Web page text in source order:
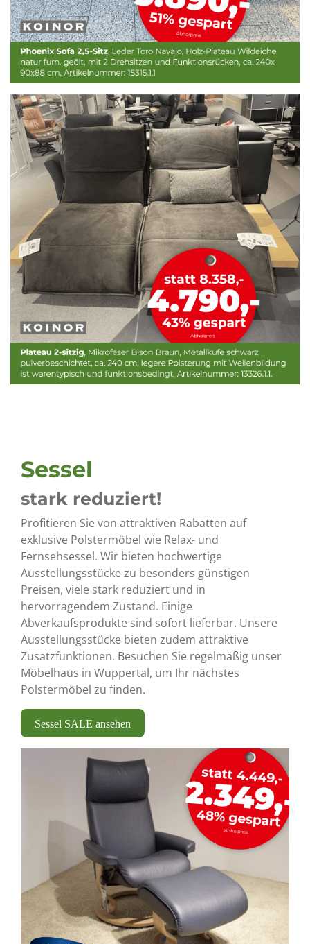
Sessel
stark reduziert!
Profitieren Sie von attraktiven Rabatten auf
exklusive Polstermöbel wie Relax- und
Fernsehsessel. Wir bieten hochwertige
Ausstellungsstücke zu besonders günstigen
Preisen, viele stark reduziert und in
hervorragendem Zustand. Einige
Abverkaufsprodukte sind sofort lieferbar. Unsere
Ausstellungsstücke bieten zudem attraktive
Zusatzfunktionen. Besuchen Sie regelmäßig unser
Möbelhaus in Wuppertal, um Ihr nächstes
Polstermöbel zu finden.
Sessel SALE ansehen